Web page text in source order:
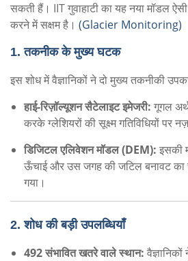
सकती हैं। IIT गुवाहाटी का यह नया मॉडल
करने में सक्षम है। (Glacier Monitoring)
1. तकनीक के मुख्य घटक
इस शोध में वैज्ञानिकों ने दो मुख्य तकनीकी
हाई-रिज़ॉल्यूशन सैटेलाइट इमेजरी: गूगल
करके ग्लेशियरों की सूक्ष्म गतिविधियों पर
डिजिटल एलिवेशन मॉडल (DEM): इसकी
ऊँचाई और उस जगह की जटिल बनावट का
गया।
2. शोध की बड़ी उपलब्धियाँ
492 संभावित खतरे वाले स्थान: